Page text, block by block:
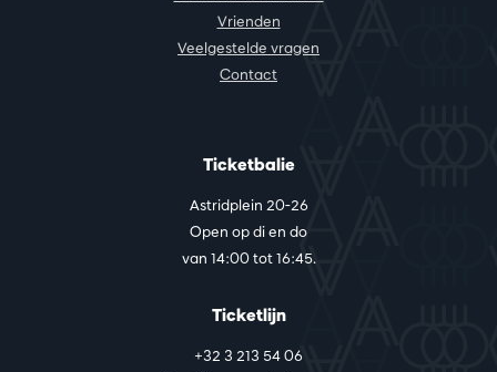
Vrienden
Veelgestelde vragen
Contact
Ticketbalie
Astridplein 20-26
Open op di en do
van 14:00 tot 16:45.
Ticketlijn
+32 3 213 54 06